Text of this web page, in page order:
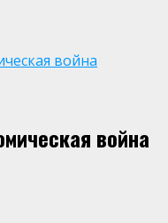
война
война